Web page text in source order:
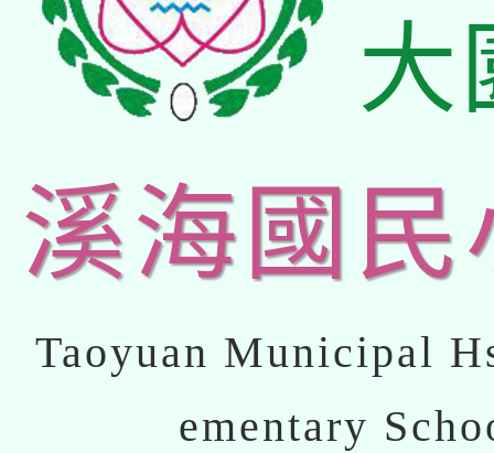
大
溪海國民
Taoyuan Municipal
ementary